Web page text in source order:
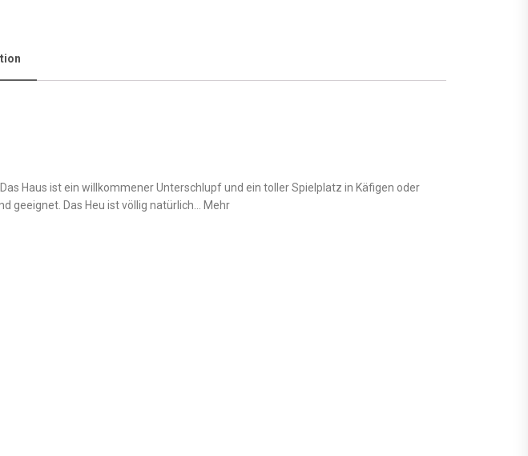
Haus ist ein willkommener Unterschlupf und ein toller Spielplatz in Käfigen oder
geeignet. Das Heu ist völlig natürlich… Mehr